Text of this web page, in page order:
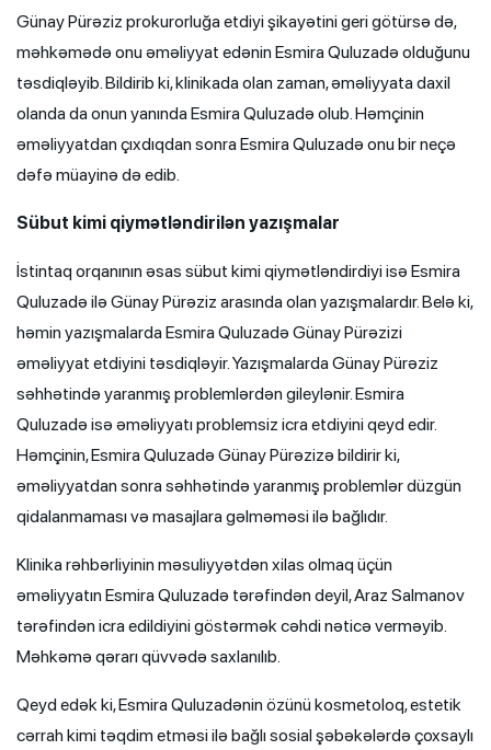
Günay Pürəziz prokurorluğa etdiyi şikayətini geri götürsə də,
məhkəmədə onu əməliyyat edənin Esmira Quluzadə olduğunu
təsdiqləyib. Bildirib ki, klinikada olan zaman, əməliyyata daxil
olanda da onun yanında Esmira Quluzadə olub. Həmçinin
əməliyyatdan çıxdıqdan sonra Esmira Quluzadə onu bir neçə
dəfə müayinə də edib.
Sübut kimi qiymətləndirilən yazışmalar
İstintaq orqanının əsas sübut kimi qiymətləndirdiyi isə Esmira
Quluzadə ilə Günay Pürəziz arasında olan yazışmalardır. Belə ki,
həmin yazışmalarda Esmira Quluzadə Günay Pürəzizi
əməliyyat etdiyini təsdiqləyir. Yazışmalarda Günay Pürəziz
səhhətində yaranmış problemlərdən gileylənir. Esmira
Quluzadə isə əməliyyatı problemsiz icra etdiyini qeyd edir.
Həmçinin, Esmira Quluzadə Günay Pürəzizə bildirir ki,
əməliyyatdan sonra səhhətində yaranmış problemlər düzgün
qidalanmaması və masajlara gəlməməsi ilə bağlıdır.
Klinika rəhbərliyinin məsuliyyətdən xilas olmaq üçün
əməliyyatın Esmira Quluzadə tərəfindən deyil, Araz Salmanov
tərəfindən icra edildiyini göstərmək cəhdi nəticə verməyib.
Məhkəmə qərarı qüvvədə saxlanılıb.
Qeyd edək ki, Esmira Quluzadənin özünü kosmetoloq, estetik
cərrah kimi təqdim etməsi ilə bağlı sosial şəbəkələrdə çoxsaylı